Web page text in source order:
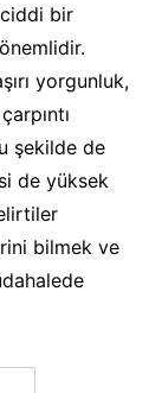
bir
yorgunluk,
şekilde de
de yüksek
bilmek ve